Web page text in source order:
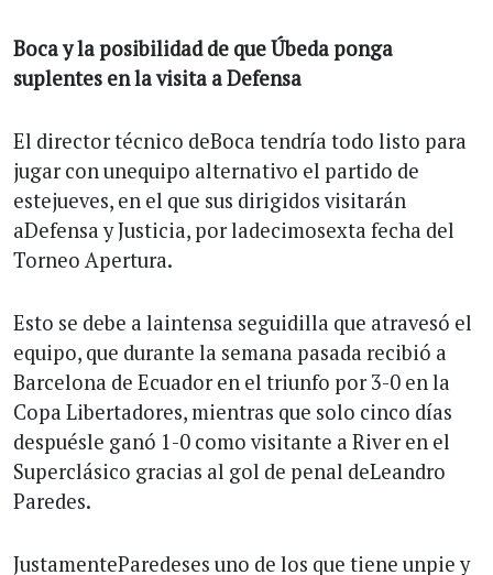
Boca y la posibilidad de que Úbeda ponga
suplentes en la visita a Defensa
El director técnico deBoca tendría todo listo para
jugar con unequipo alternativo el partido de
estejueves, en el que sus dirigidos visitarán
aDefensa y Justicia, por ladecimosexta fecha del
Torneo Apertura.
Esto se debe a laintensa seguidilla que atravesó el
equipo, que durante la semana pasada recibió a
Barcelona de Ecuador en el triunfo por 3-0 en la
Copa Libertadores, mientras que solo cinco días
despuésle ganó 1-0 como visitante a River en el
Superclásico gracias al gol de penal deLeandro
Paredes.
JustamenteParedeses uno de los que tiene unpie y